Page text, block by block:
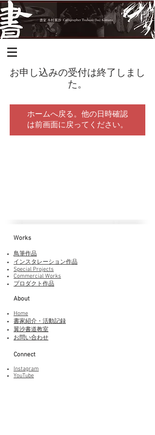
お申し込みの受付は終了しまし
た。
ホームへ戻る。他の日時確認
は前画面に戻ってください。
Works​
鳥筆作品
インスタレーション作品
Special Projects
Commercial Works
プロダクト作品
About
Home
書家紹介・活動記録
​翼沙書道教室
お問い合わせ
Connect
Instagram
YouTube